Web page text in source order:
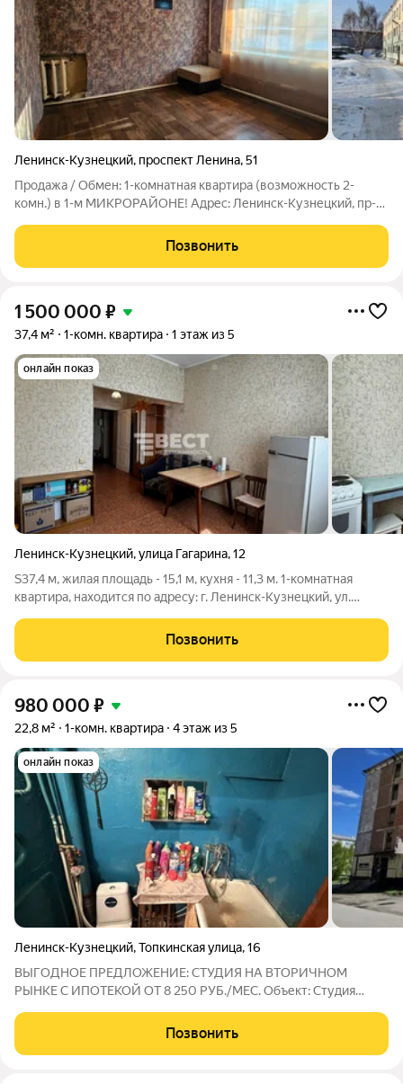
Ленинск-Кузнецкий, проспект Ленина,51
Продажа / Обмен: 1-комнатная квартира (возможность 2-
комн.) в 1-м МИКРОРАЙОНЕ! Адрес: Ленинск-Кузнецкий, пр-т
разделена, что
Позвонить
1 500 000 ₽
37,4 м² 1-комн. квартира 1 этаж из 5
онлайн показ
Ленинск-Кузнецкий,улица Гагарина,12
S37,4 м, жилая площадь - 15,1 м, кухня - 11,3 м. 1-комнатная
квартира, находится по адресу: г. Ленинск-Кузнецкий, ул.
постройки, в районе Губернского рынка. Квартира не угловая,
теплая и
Позвонить
980 000 ₽
22,8 м² 1-комн. квартира 4 этаж из 5
онлайн показ
Ленинск-Кузнецкий,Топкинская улица,16
ВЫГОДНОЕ ПРЕДЛОЖЕНИЕ: СТУДИЯ НА ВТОРИЧНОМ
РЫНКЕ С ИПОТЕКОЙ ОТ 8 250 РУБ./МЕС. Объект: Студия
Панельный, 1981 года постройки Этаж: 4-й этаж 5-этажного
дома Общая площадь: 22.8 кв. м
Позвонить